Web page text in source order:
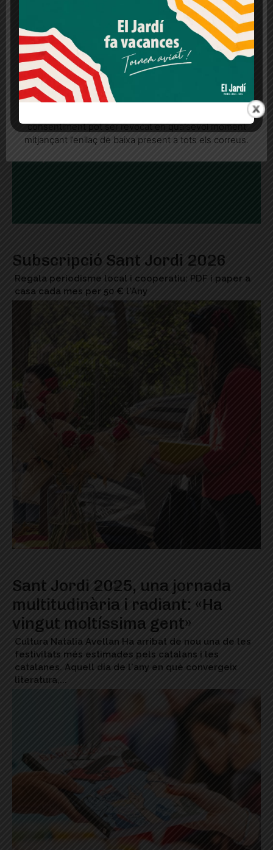
Subscripció Sant Jordi 2026
Regala periodisme local i cooperatiu: PDF i paper a
casa cada mes per 50 € l'Any
Sant Jordi 2025, una jornada
multitudinària i radiant: «Ha
vingut moltíssima gent»
Cultura Natalia Avellan Ha arribat de nou una de les
festivitats més estimades pels catalans i les
catalanes. Aquell dia de l'any en què convergeix
literatura,...
lloc web. Si cliques "acceptar" dones el teu
Més informació Acceptar Rebutjar tot
Quan l’usuari crea un compte al Diari el Jardí, dona el
seu consentiment explícit per rebre comunicacions
consentiment pot ser revocat en qualsevol moment
mitjançant l’enllaç de baixa present a tots els correus.